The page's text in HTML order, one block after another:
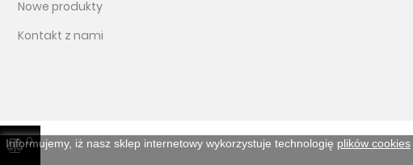
Informujemy, iż nasz sklep internetowy wykorzystuje technologię plików cookies
Nowe produkty
Kontakt z nami
0